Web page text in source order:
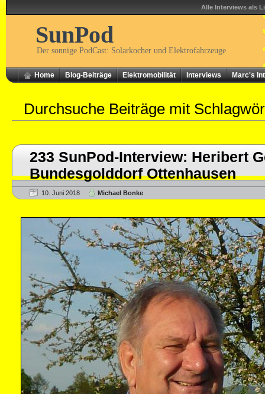
Alle Interviews als
SunPod
Der sonnige PodCast: Solarkocher und Elektrofahrzeuge
Home Blog-Beiträge Elektromobilität Interviews Marc's
Durchsuche Beiträge mit
233 SunPod-Interview: Heribert
Bundesgolddorf Ottenhausen
10. Juni 2018 Michael Bonke